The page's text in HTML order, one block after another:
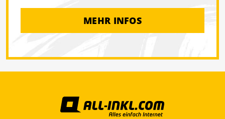
MEHR INFOS